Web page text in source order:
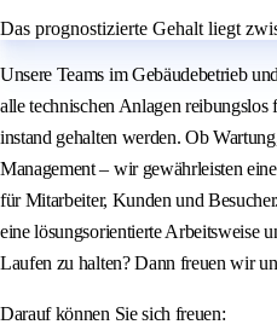
Das prognostizierte Gehalt liegt
Unsere Teams im Gebäudebetrieb
alle technischen Anlagen
instand gehalten werden. Ob
Management – wir gewährleisten
für Mitarbeiter, Kunden und
eine lösungsorientierte Arbeitsweise
Laufen zu halten? Dann freuen wir
Darauf können Sie sich freuen: